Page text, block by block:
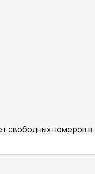
свободных номеров в